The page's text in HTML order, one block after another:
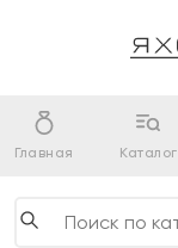
Главная Каталог